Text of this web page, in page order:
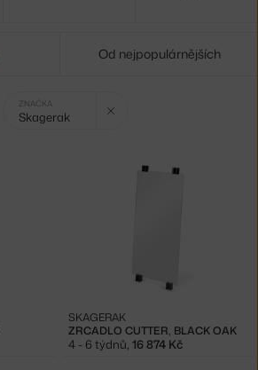
Od nejpopulárnějších
ZNAČKA
Skagerak
ZRCADLO CUTTER, BLACK OAK
SKAGERAK
4 - 6 týdnů 16 874 Kč